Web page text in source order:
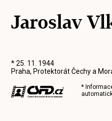
Jaroslav
* 25. 11. 1944
Praha, Protektorát Čechy a
*